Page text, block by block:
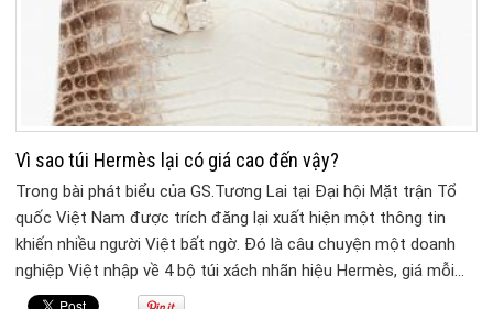
Vì sao túi Hermès lại có giá cao đến vậy?
Trong bài phát biểu của GS.Tương Lai tại Đại hội Mặt trận Tổ
quốc Việt Nam được trích đăng lại xuất hiện một thông tin
khiến nhiều người Việt bất ngờ. Đó là câu chuyện một doanh
nghiệp Việt nhập về 4 bộ túi xách nhãn hiệu Hermès, giá mỗi…